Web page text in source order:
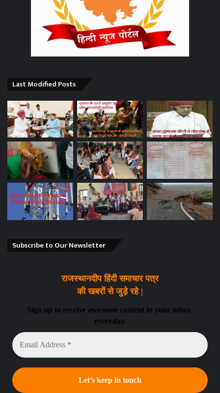
Last Modified Posts
Subscribe to Our Newsletter
राजस्थानदीप हिंदी समाचार पत्र
की खबरों से जुड़े रहे |
Sign up to receive awesome content in your inbox,
everyday.
Email
Address
*